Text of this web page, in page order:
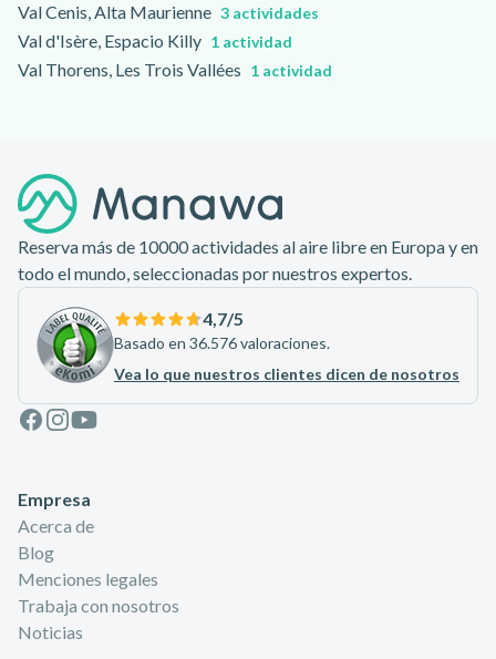
Val Cenis, Alta Maurienne 3 actividades
Val d'Isère, Espacio Killy 1 actividad
Val Thorens, Les Trois Vallées 1 actividad
Reserva más de 10000 actividades al aire libre en Europa y en
todo el mundo, seleccionadas por nuestros expertos.
4,7/5
Basado en 36.576 valoraciones.
Vea lo que nuestros clientes dicen de nosotros
Facebook
Instagram
Youtube
Empresa
Acerca de
Blog
Menciones legales
Trabaja con nosotros
Noticias